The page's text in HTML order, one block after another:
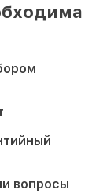
вопросы